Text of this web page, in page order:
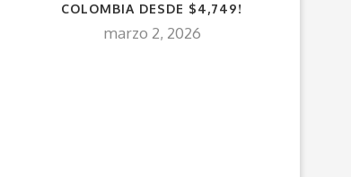
COLOMBIA DESDE $4,749!
marzo 2, 2026